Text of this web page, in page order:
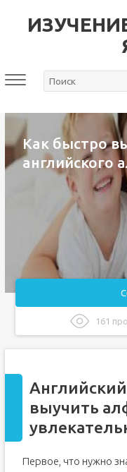
Как быстро
английского
161
Буквы
Учим английский
Учим иностранный
выучить
Первое, что нужно